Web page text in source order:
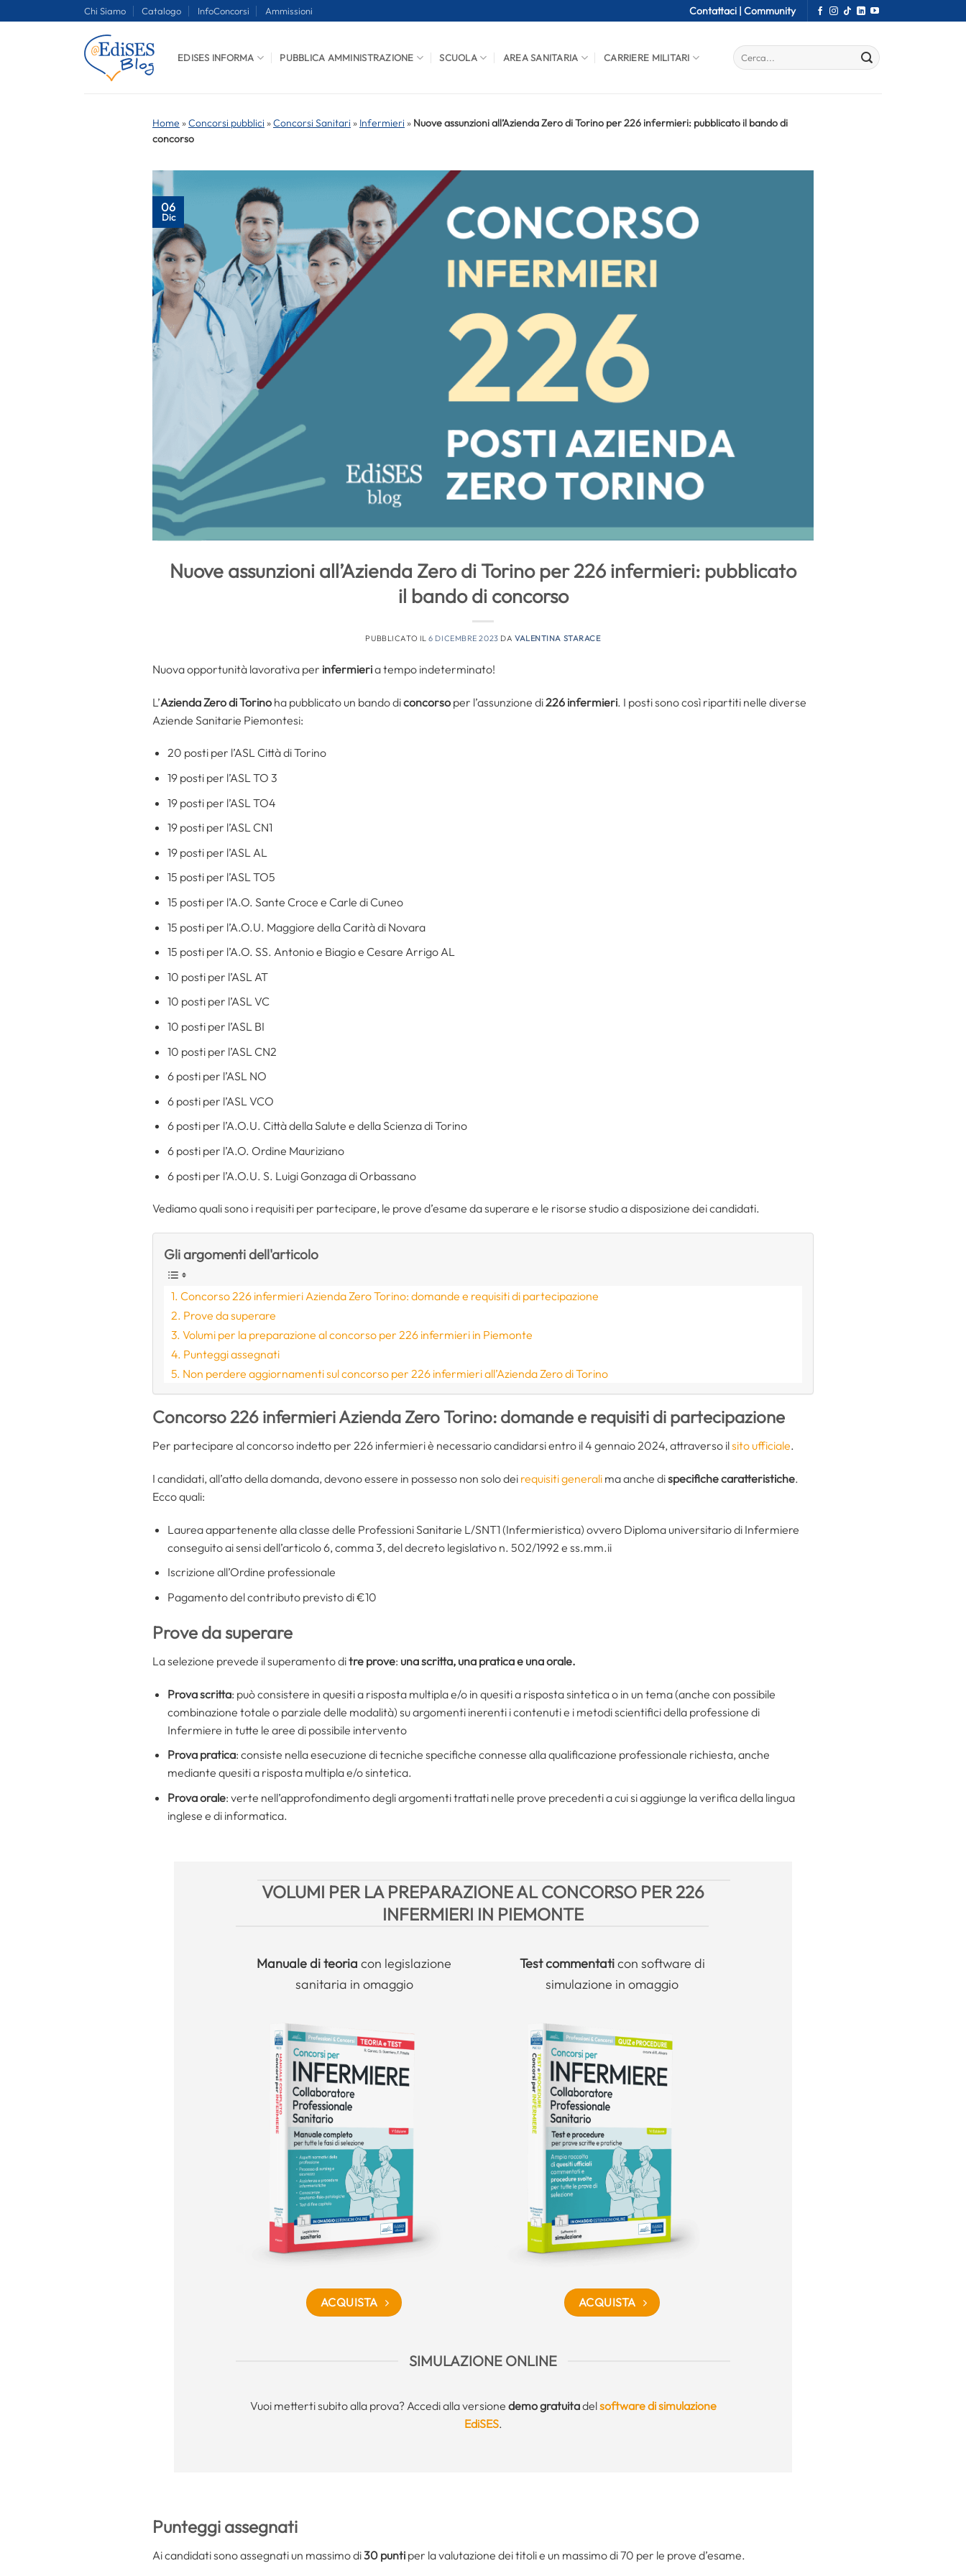
Chi Siamo Catalogo InfoConcorsi Ammissioni Contattaci | Community
EDISES INFORMA PUBBLICA AMMINISTRAZIONE SCUOLA AREA SANITARIA CARRIERE MILITARI
Home »Concorsi pubblici »Concorsi Sanitari » Infermieri » Nuove assunzioni all’Azienda Zero di Torino per 226 infermieri: pubblicato il bando di
concorso
06
Dic
Nuove assunzioni all’Azienda Zero di Torino per 226 infermieri: pubblicato
il bando di concorso
PUBBLICATO IL6 DICEMBRE 2023 DA VALENTINA STARACE
Nuova opportunità lavorativa per infermieria tempo indeterminato!
L’Azienda Zero di Torino ha pubblicato un bando diconcorso per l’assunzione di226 infermieri. I posti sono così ripartiti nelle diverse
Aziende Sanitarie Piemontesi:
20 posti per l’ASL Città di Torino
19 posti per l’ASL TO 3
19 posti per l’ASL TO4
19 posti per l’ASL CN1
19 posti per l’ASL AL
15 posti per l’ASL TO5
15 posti per l’A.O. Sante Croce e Carle di Cuneo
15 posti per l’A.O.U. Maggiore della Carità di Novara
15 posti per l’A.O. SS. Antonio e Biagio e Cesare Arrigo AL
10 posti per l’ASL AT
10 posti per l’ASL VC
10 posti per l’ASL BI
10 posti per l’ASL CN2
6 posti per l’ASL NO
6 posti per l’ASL VCO
6 posti per l’A.O.U. Città della Salute e della Scienza di Torino
6 posti per l’A.O. Ordine Mauriziano
6 posti per l’A.O.U. S. Luigi Gonzaga di Orbassano
Vediamo quali sono i requisiti per partecipare, le prove d’esame da superare e le risorse studio a disposizione dei candidati.
Gli argomenti dell'articolo
Concorso 226 infermieri Azienda Zero Torino: domande e requisiti di partecipazione
Prove da superare
Volumi per la preparazione al concorso per 226 infermieri in Piemonte
Punteggi assegnati
Non perdere aggiornamenti sul concorso per 226 infermieri all’Azienda Zero di Torino
Concorso 226 infermieri Azienda Zero Torino: domande e requisiti di partecipazione
Per partecipare al concorso indetto per 226 infermieri è necessario candidarsi entro il 4 gennaio 2024, attraverso ilsito ufficiale.
I candidati, all’atto della domanda, devono essere in possesso non solo dei requisiti generali ma anche dispecifiche caratteristiche.
Ecco quali:
Laurea appartenente alla classe delle Professioni Sanitarie L/SNT1 (Infermieristica) ovvero Diploma universitario di Infermiere
conseguito ai sensi dell’articolo 6, comma 3, del decreto legislativo n. 502/1992 e ss.mm.ii
Iscrizione all’Ordine professionale
Pagamento del contributo previsto di €10
Prove da superare
La selezione prevede il superamento ditre prove: una scritta, una pratica e una orale.
Prova scritta: può consistere in quesiti a risposta multipla e/o in quesiti a risposta sintetica o in un tema (anche con possibile
combinazione totale o parziale delle modalità) su argomenti inerenti i contenuti e i metodi scientifici della professione di
Infermiere in tutte le aree di possibile intervento
Prova pratica: consiste nella esecuzione di tecniche specifiche connesse alla qualificazione professionale richiesta, anche
mediante quesiti a risposta multipla e/o sintetica.
Prova orale: verte nell’approfondimento degli argomenti trattati nelle prove precedenti a cui si aggiunge la verifica della lingua
inglese e di informatica.
VOLUMI PER LA PREPARAZIONE AL CONCORSO PER 226
INFERMIERI IN PIEMONTE
Manualedi teoria con legislazione
sanitaria in omaggio
ACQUISTA
Test commentaticon software di
simulazione in omaggio
ACQUISTA
SIMULAZIONE ONLINE
Vuoi metterti subito alla prova? Accedi alla versione demo gratuitadelsoftware di simulazione
EdiSES.
Punteggi assegnati
Ai candidati sono assegnati un massimo di30 punti per la valutazione dei titoli e un massimo di 70 per le prove d’esame.